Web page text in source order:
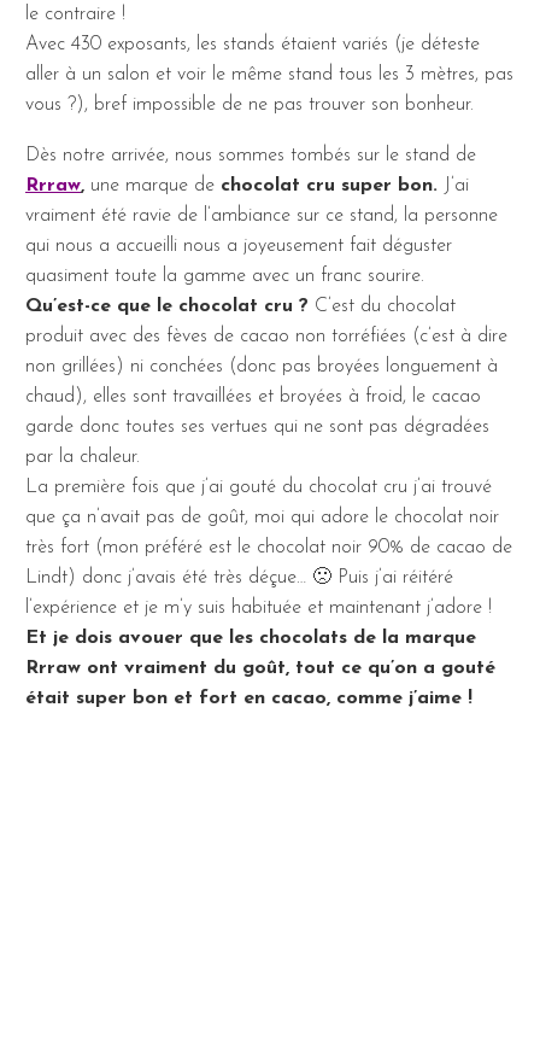
le contraire !
Avec 430 exposants, les stands étaient variés (je déteste
aller à un salon et voir le même stand tous les 3 mètres, pas
vous ?), bref impossible de ne pas trouver son bonheur.
Dès notre arrivée, nous sommes tombés sur le stand de
Rrraw, une marque de chocolat cru super bon. J’ai
vraiment été ravie de l’ambiance sur ce stand, la personne
qui nous a accueilli nous a joyeusement fait déguster
quasiment toute la gamme avec un franc sourire.
Qu’est-ce que le chocolat cru ? C’est du chocolat
produit avec des fèves de cacao non torréfiées (c’est à dire
non grillées) ni conchées (donc pas broyées longuement à
chaud), elles sont travaillées et broyées à froid, le cacao
garde donc toutes ses vertues qui ne sont pas dégradées
par la chaleur.
La première fois que j’ai gouté du chocolat cru j’ai trouvé
que ça n’avait pas de goût, moi qui adore le chocolat noir
très fort (mon préféré est le chocolat noir 90% de cacao de
Lindt) donc j’avais été très déçue… 🙁 Puis j’ai réitéré
l’expérience et je m’y suis habituée et maintenant j’adore !
Et je dois avouer que les chocolats de la marque
Rrraw ont vraiment du goût, tout ce qu’on a gouté
était super bon et fort en cacao, comme j’aime !